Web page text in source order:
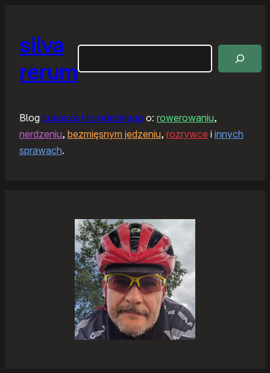
silva
rerum
Blog Łukasza Horodeckiego o: rowerowaniu,
nerdzeniu, bezmięsnym jedzeniu, rozrywce i innych
sprawach.